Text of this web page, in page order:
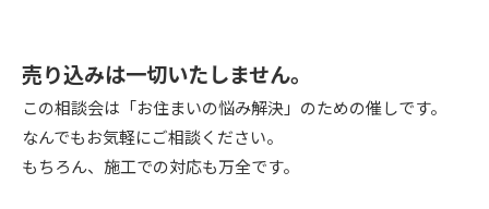
売り込みは一切いたしません。
この相談会は「お住まいの悩み解決」のための催しです。
なんでもお気軽にご相談ください。
もちろん、施工での対応も万全です。